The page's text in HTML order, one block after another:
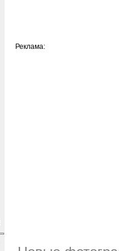
Реклама: